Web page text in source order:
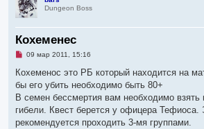
Dungeon Boss
Кохеменес
Н
п
о
ч
т
а
09 мар 2011, 15:16
Кохеменос это РБ который находится на
бы его убить необходимо быть 80+
В семен бессмертия вам необходимо взять
гибели. Квест берется у офицера Тефиоса.
рекомендуется проходить 3-мя группами.